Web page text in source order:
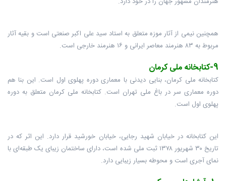
همچنین نیمی از آثار موزه متعلق به استاد سید علی اکبر صنعتی است و بقیه آثار
مربوط به ۸۳ هنرمند معاصر ایرانی و ۱۶ هنرمند خارجی است.
9-کتابخانه ملی کرمان
کتابخانه ملی کرمان، بنایی دیدنی با معماری دوره پهلوی اول است. این بنا هم
دوره معماری سر در باغ ملی تهران است. کتابخانه ملی کرمان متعلق به دوره
پهلوی اول است.
این کتابخانه در خیابان شهید رجایی، خیابان خورشید قرار دارد. این اثر که در
تاریخ ۳۰ شهریور ۱۳۷۸ ثبت ملی شده است، دارای ساختمان زیبای یک طبقه‌ای با
نمای آجری است و محوطه بسیار زیبایی دارد.